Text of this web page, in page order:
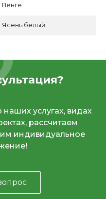
Венге
Ясень белый
услугах, видах
рассчитаем
индивидуальное